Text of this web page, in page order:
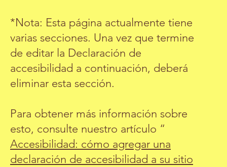
*Nota: Esta página actualmente tiene
varias secciones. Una vez que termine
de editar la Declaración de
accesibilidad a continuación, deberá
eliminar esta sección.
Para obtener más información sobre
esto, consulte nuestro artículo “
Accesibilidad: cómo agregar una
declaración de accesibilidad a su sitio